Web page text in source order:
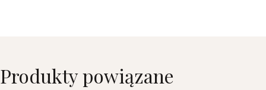
Produkty powiązane